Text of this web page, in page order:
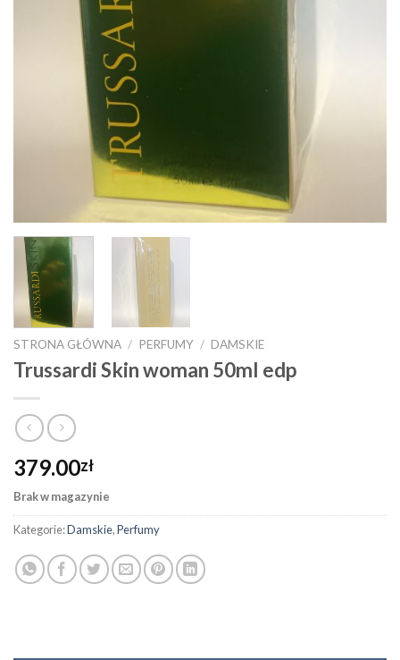
STRONA GŁÓWNA / PERFUMY / DAMSKIE
Trussardi Skin woman 50ml edp
379.00zł
Brak w magazynie
Kategorie:Damskie,Perfumy